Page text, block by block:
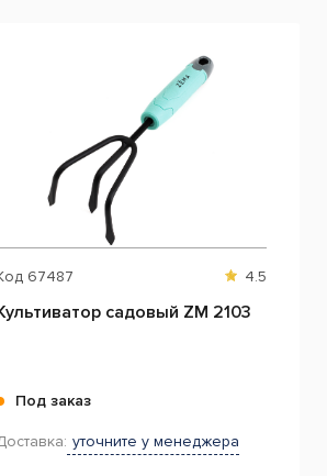
67487 4.5
садовый ZM 2103
Под заказ
уточните у менеджера